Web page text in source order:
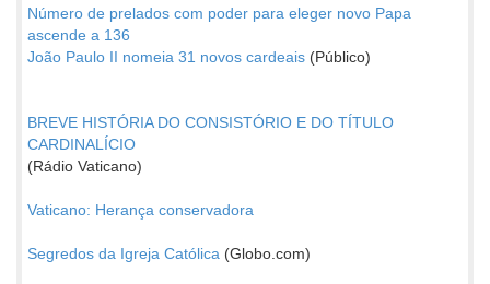
Número de prelados com poder para eleger novo Papa
ascende a 136
João Paulo II nomeia 31 novos cardeais (Público)
BREVE HISTÓRIA DO CONSISTÓRIO E DO TÍTULO
CARDINALÍCIO
(Rádio Vaticano)
Vaticano: Herança conservadora
Segredos da Igreja Católica (Globo.com)